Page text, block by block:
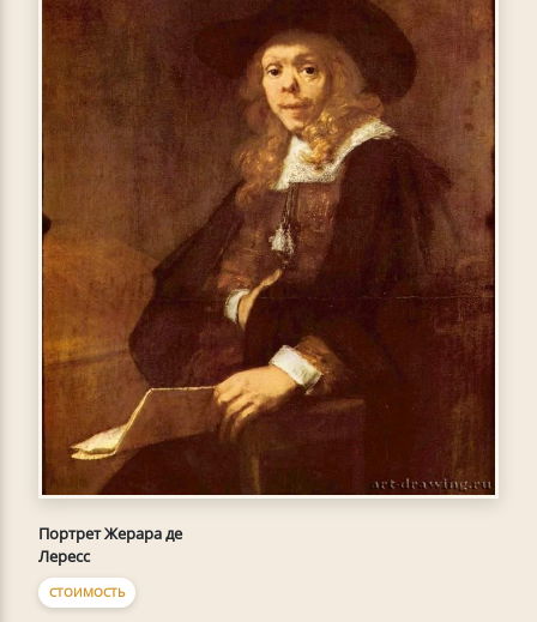
Портрет Жерара де
Лересс
СТОИМОСТЬ